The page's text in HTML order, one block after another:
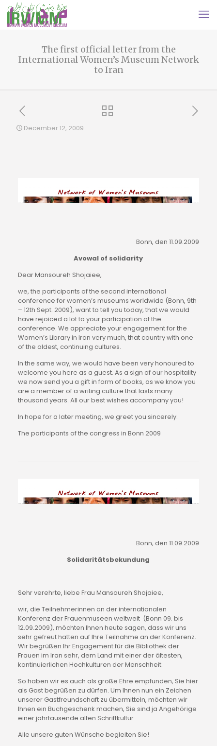
The first official letter from the
International Women’s Museum Network
to Iran
December 12, 2009
  Bonn, den 11.09.2009
Avowal of solidarity
Dear Mansoureh Shojaiee,
we, the participants of the second international
conference for women’s museums worldwide (Bonn, 9th
– 12th Sept. 2009), want to tell you today, that we would
have rejoiced a lot to your participation at the
conference. We appreciate your engagement for the
Women’s Library in Iran very much, that country with one
of the oldest, continuing cultures.
In the same way, we would have been very honoured to
welcome you here as a guest. As a sign of our hospitality
we now send you a gift in form of books, as we know you
are a member of a writing culture that lasts many
thousand years. All our best wishes accompany you!
In hope for a later meeting, we greet you sincerely.
The participants of the congress in Bonn 2009
Bonn, den 11.09.2009
Solidaritätsbekundung
Sehr verehrte, liebe Frau Mansoureh Shojaiee,
wir, die Teilnehmerinnen an der internationalen
Konferenz der Frauenmuseen weltweit  (Bonn 09. bis
12.09.2009), möchten Ihnen heute sagen, dass wir uns
sehr gefreut hatten auf Ihre Teilnahme an der Konferenz.
Wir begrüßen Ihr Engagement für die Bibliothek der
Frauen im Iran sehr, dem Land mit einer der ältesten,
kontinuierlichen Hochkulturen der Menschheit.
So haben wir es auch als große Ehre empfunden, Sie hier
als Gast begrüßen zu dürfen. Um Ihnen nun ein Zeichen
unserer Gastfreundschaft zu übermitteln, möchten wir
Ihnen ein Buchgeschenk machen, Sie sind ja Angehörige
einer jahrtausende alten Schriftkultur.
Alle unsere guten Wünsche begleiten Sie!